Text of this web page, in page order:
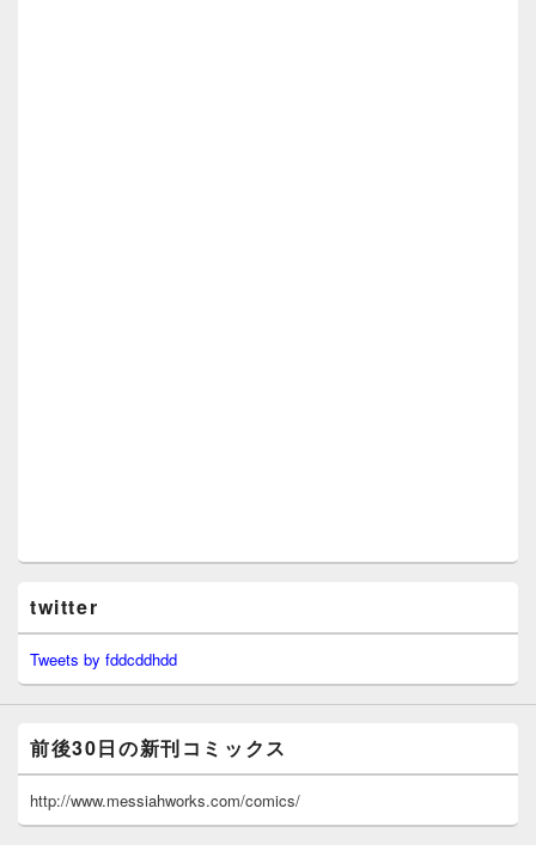
twitter
Tweets by fddcddhdd
前後30日の新刊コミックス
http://www.messiahworks.com/comics/